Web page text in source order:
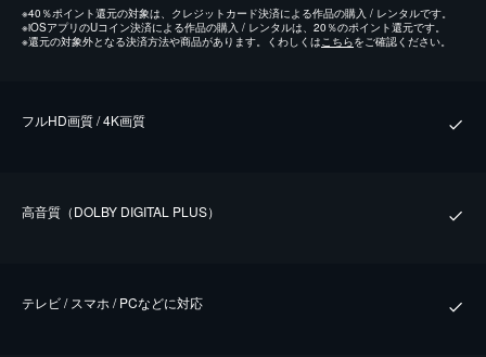
※40％ポイント還元の対象は、クレジットカード決済による作品の購入 / レンタルです。
※iOSアプリのUコイン決済による作品の購入 / レンタルは、20％のポイント還元です。
※還元の対象外となる決済方法や商品があります。くわしくはこちらをご確認ください。
フルHD画質 / 4K画質
⾼⾳質（DOLBY DIGITAL PLUS）
テレビ / スマホ / PCなどに対応